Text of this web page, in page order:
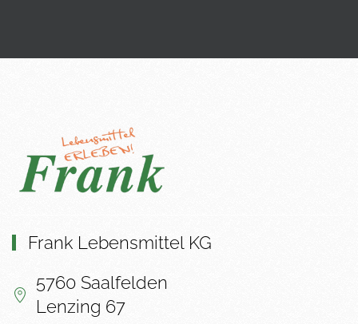
Frank Lebensmittel KG
5760 Saalfelden
Lenzing 67